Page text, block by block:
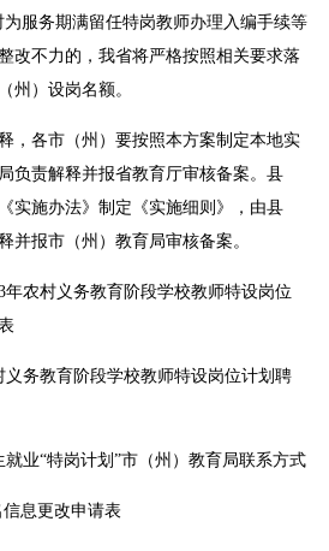
服务期满留任特岗教师办理入编手续等
改不力的，我省将严格按照相关要求落
州）设岗名额。
，各市（州）要按照本方案制定本地实
负责解释并报省教育厅审核备案。县
实施办法》制定《实施细则》，由县
并报市（州）教育局审核备案。
年农村义务教育阶段学校教师特设岗位
义务教育阶段学校教师特设岗位计划聘
业“特岗计划”市（州）教育局联系方式
信息更改申请表